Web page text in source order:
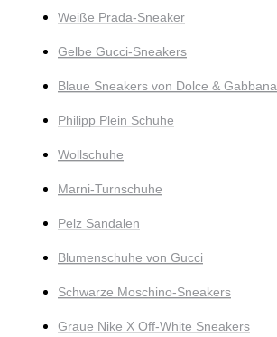
Weiße Prada-Sneaker
Gelbe Gucci-Sneakers
Blaue Sneakers von Dolce & Gabbana
Philipp Plein Schuhe
Wollschuhe
Marni-Turnschuhe
Pelz Sandalen
Blumenschuhe von Gucci
Schwarze Moschino-Sneakers
Graue Nike X Off-White Sneakers